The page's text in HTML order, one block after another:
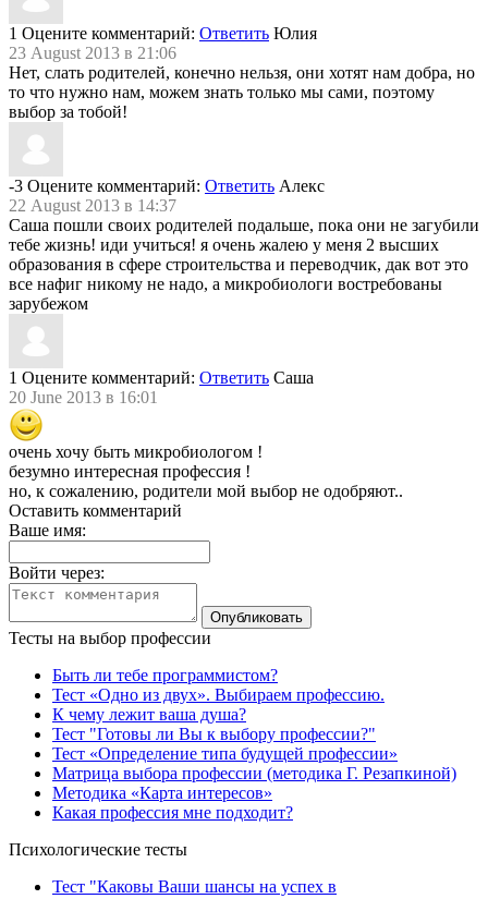
1 Оцените комментарий: Ответить Юлия
23 August 2013 в 21:06
Нет, слать родителей, конечно нельзя, они хотят нам добра, но
то что нужно нам, можем знать только мы сами, поэтому
выбор за тобой!
-3 Оцените комментарий: Ответить Алекс
22 August 2013 в 14:37
Саша пошли своих родителей подальше, пока они не загубили
тебе жизнь! иди учиться! я очень жалею у меня 2 высших
образования в сфере строительства и переводчик, дак вот это
все нафиг никому не надо, а микробиологи востребованы
зарубежом
1 Оцените комментарий: Ответить Саша
20 June 2013 в 16:01
очень хочу быть микробиологом !
безумно интересная профессия !
но, к сожалению, родители мой выбор не одобряют..
Оставить комментарий
Ваше имя:
Войти через:
Тесты на выбор профессии
Быть ли тебе программистом?
Тест «Одно из двух». Выбираем профессию.
К чему лежит ваша душа?
Тест "Готовы ли Вы к выбору профессии?"
Тест «Определение типа будущей профессии»
Матрица выбора профессии (методика Г. Резапкиной)
Методика «Карта интересов»
Какая профессия мне подходит?
Психологические тесты
Тест "Каковы Ваши шансы на успех в